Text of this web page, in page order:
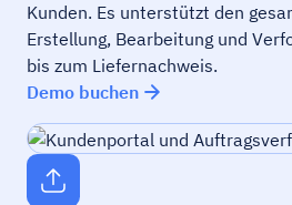
Kunden. Es unterstützt den
Erstellung, Bearbeitung und
bis zum Liefernachweis.
Demo buchen